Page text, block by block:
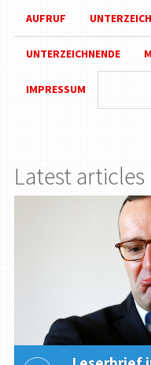
AUFRUF
UNTERZEICHNENDE
IMPRESSUM
Latest articles